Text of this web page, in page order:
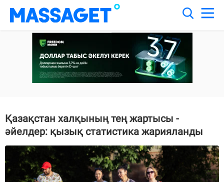
Қазақстан халқының тең жартысы -
әйелдер: қызық статистика жарияланды